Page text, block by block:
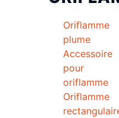
Oriflamme
plume
Accessoire
pour
oriflamme
Oriflamme